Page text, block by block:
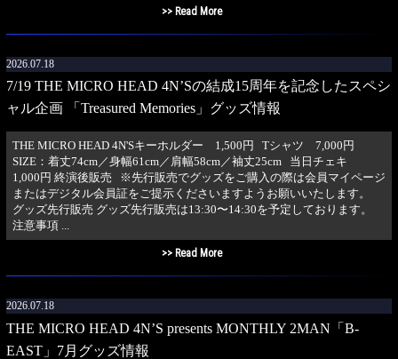
>> Read More
2026.07.18
7/19 THE MICRO HEAD 4N’Sの結成15周年を記念したスペシ
ャル企画 「Treasured Memories」グッズ情報
THE MICRO HEAD 4N'Sキーホルダー 1,500円 Tシャツ 7,000円
SIZE：着丈74cm／身幅61cm／肩幅58cm／袖丈25cm 当日チェキ
1,000円 終演後販売 ※先行販売でグッズをご購入の際は会員マイページ
またはデジタル会員証をご提示くださいますようお願いいたします。
グッズ先行販売 グッズ先行販売は13:30〜14:30を予定しております。
注意事項 ...
>> Read More
2026.07.18
THE MICRO HEAD 4N’S presents MONTHLY 2MAN「B-
EAST」7月グッズ情報